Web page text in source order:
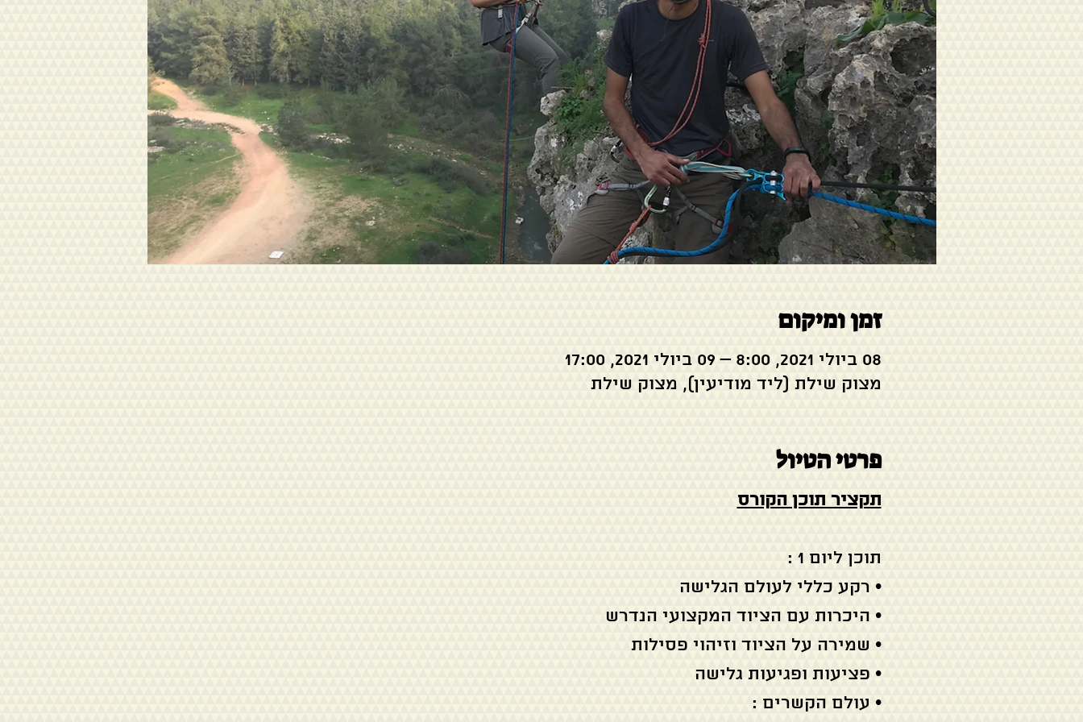
זמן ומיקום
08 ביולי 2021, 8:00 – 09 ביולי 2021, 17:00
מצוק שילת (ליד מודיעין), מצוק שילת
פרטי הטיול
תקציר תוכן הקורס
תוכן ליום 1 :
• רקע כללי לעולם הגלישה
• היכרות עם הציוד המקצועי הנדרש
• שמירה על הציוד וזיהוי פסילות
• פציעות ופגיעות גלישה
• עולם הקשרים :